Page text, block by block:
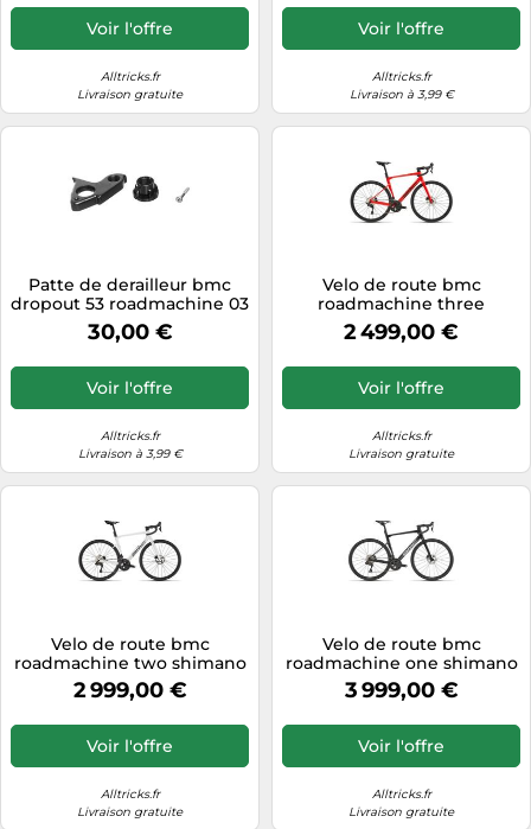
Voir l'offre
Alltricks.fr
Livraison gratuite
Voir l'offre
Alltricks.fr
Livraison à 3,99 €
Patte de derailleur bmc
dropout 53 roadmachine 03
30,00 €
Voir l'offre
Alltricks.fr
Livraison à 3,99 €
Velo de route bmc
roadmachine three
shimano 105 12v 700 mm
rouge noir 2027
2 499,00 €
Voir l'offre
Alltricks.fr
Livraison gratuite
Velo de route bmc
roadmachine two shimano
105 di2 12v 700 mm blanc
2027
2 999,00 €
Voir l'offre
Alltricks.fr
Livraison gratuite
Velo de route bmc
roadmachine one shimano
ultegra di2 12v 700 mm noir
carbone 2027
3 999,00 €
Voir l'offre
Alltricks.fr
Livraison gratuite